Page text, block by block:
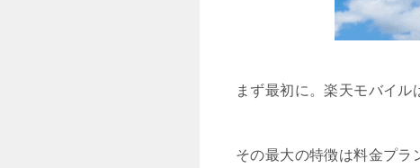
まず最初に。楽天モバイル
その最大の特徴は料金プラ